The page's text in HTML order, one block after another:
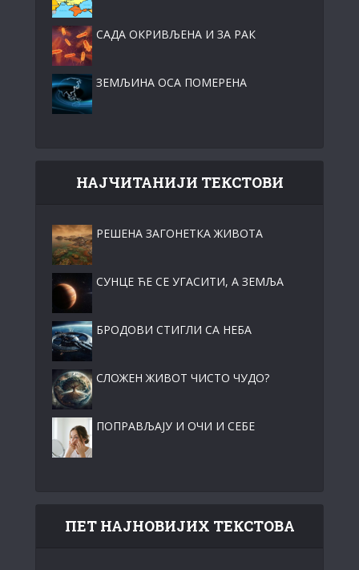
САДА ОКРИВЉЕНА И ЗА РАК
ЗЕМЉИНА ОСА ПОМЕРЕНА
НАЈЧИТАНИЈИ ТЕКСТОВИ
РЕШЕНА ЗАГОНЕТКА ЖИВОТА
СУНЦЕ ЋЕ СЕ УГАСИТИ, А ЗЕМЉА
БРОДОВИ СТИГЛИ СА НЕБА
СЛОЖЕН ЖИВОТ ЧИСТО ЧУДО?
ПОПРАВЉАЈУ И ОЧИ И СЕБЕ
ПЕТ НАЈНОВИЈИХ ТЕКСТОВА